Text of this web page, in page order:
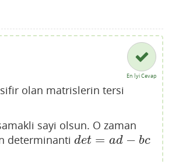
En İyi Cevap
olan matrislerin tersi
sayi olsun. O zaman
determinantidet = ad − bc
det=ad −bc